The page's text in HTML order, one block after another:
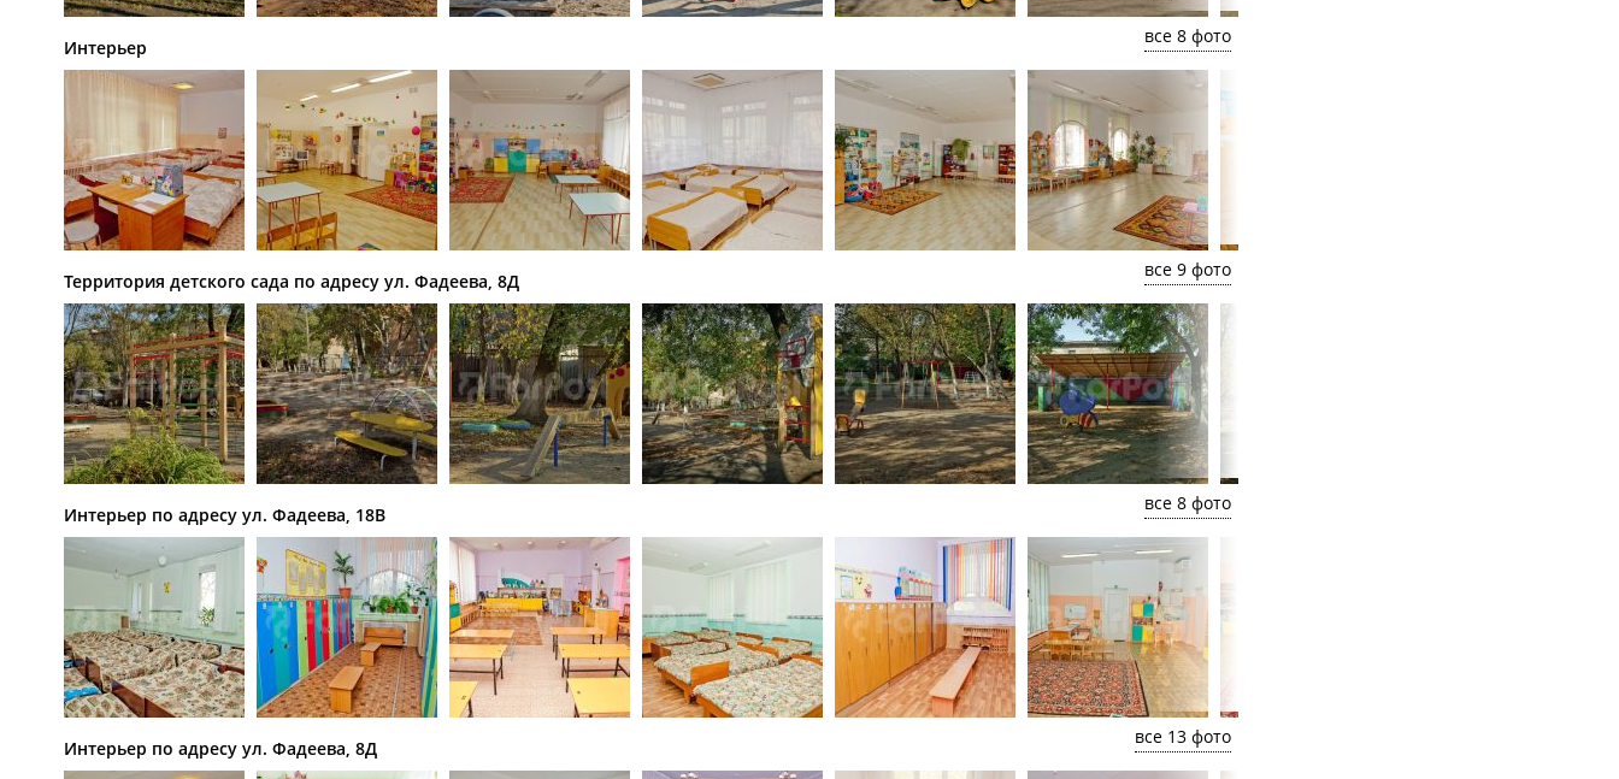
все 8 фото
Интерьер
все 9 фото
Территория детского сада по адресу ул. Фадеева, 8Д
все 8 фото
Интерьер по адресу ул. Фадеева, 18В
все 13 фото
Интерьер по адресу ул. Фадеева, 8Д